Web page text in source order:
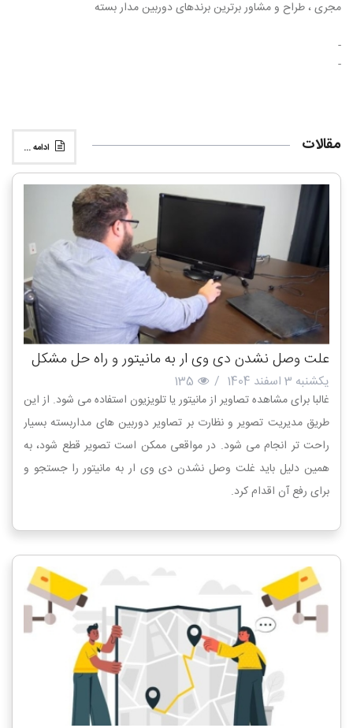
مجری ، طراح و مشاور برترین برندهای دوربین مدار بسته
-
-
ادامه ... مقالات
علت وصل نشدن دی وی ار به مانیتور و راه حل مشکل
یکشنبه 3 اسفند 1404 /
135
غالبا برای مشاهده تصاویر از مانیتور یا تلویزیون استفاده می شود. از این
طریق مدیریت تصویر و نظارت بر تصاویر دوربین های مداربسته بسیار
راحت تر انجام می شود. در مواقعی ممکن است تصویر قطع شود، به
همین دلیل باید غلت وصل نشدن دی وی ار به مانیتور را جستجو و
برای رفع آن اقدام کرد.